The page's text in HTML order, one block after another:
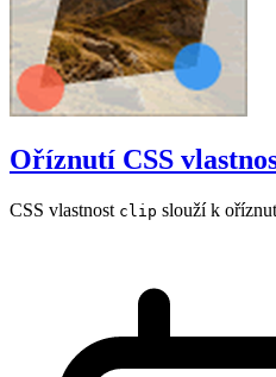
Oříznutí CSS
CSS vlastnost clip slouží k